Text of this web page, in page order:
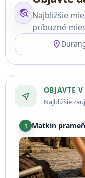
travel_explore Najbližšie
príbuzné
location_on
near_me
OBJAVTE
Najbližšie
1 Matkin prameň
Pagosa Springs·